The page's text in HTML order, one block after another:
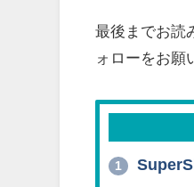
最後までお読
ォローをお
1